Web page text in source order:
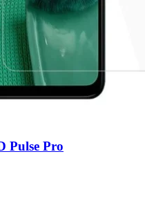
Pulse Pro